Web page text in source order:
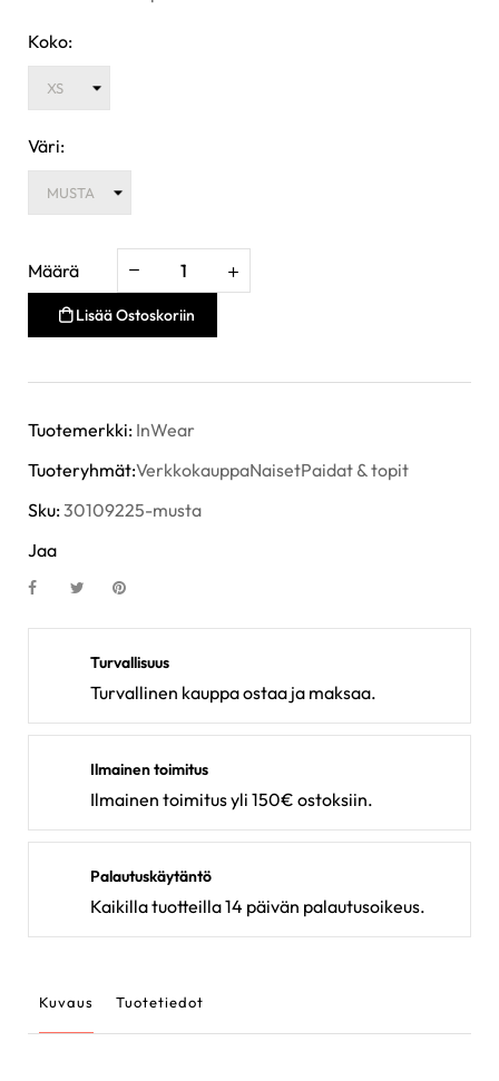
Koko:
Väri:
Määrä
Lisää Ostoskoriin
Tuotemerkki: InWear
Tuoteryhmät:VerkkokauppaNaisetPaidat & topit
Sku:30109225-musta
Jaa
Turvallisuus
Turvallinen kauppa ostaa ja maksaa.
Ilmainen toimitus
Ilmainen toimitus yli 150€ ostoksiin.
Palautuskäytäntö
Kaikilla tuotteilla 14 päivän palautusoikeus.
Kuvaus Tuotetiedot